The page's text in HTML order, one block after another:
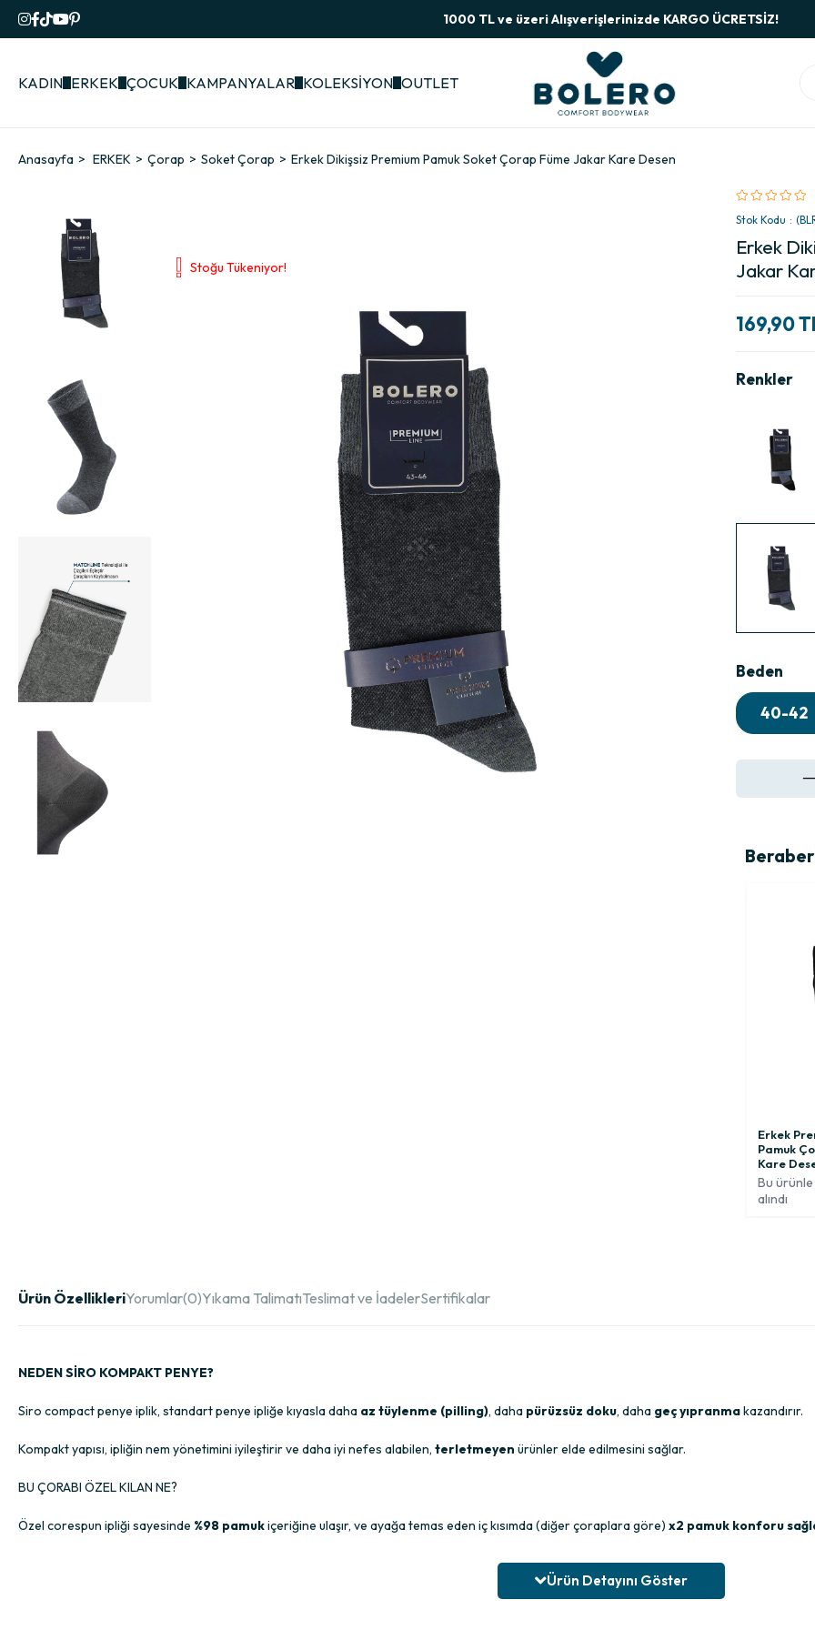
1000 TL ve üzeri Alışverişlerinizde KARGO ÜCRETSİZ!
KADIN ERKEK ÇOCUK KAMPANYALAR KOLEKSİYON OUTLET
Anasayfa ERKEK Çorap Soket Çorap Erkek Dikişsiz Premium Pamuk Soket Çorap Füme Jakar Kare Desen
Stoğu Tükeniyor!
Stok Kodu
Erkek
Jakar
169,90
Beden
40-42
Erkek
Pamuk
Kare
Bu
alındı
Ürün ÖzellikleriYorumlar(0)Yıkama TalimatıTeslimat ve İadelerSertifikalar
NEDEN SİRO KOMPAKT PENYE?
Siro compact penye iplik, standart penye ipliğe kıyasla daha az tüylenme (pilling), daha pürüzsüz doku, daha geç yıpranmakazandırır.
Kompakt yapısı, ipliğin nem yönetimini iyileştirir ve daha iyi nefes alabilen, terletmeyen ürünler elde edilmesini sağlar.
BU ÇORABI ÖZEL KILAN NE?
Özel corespun ipliği sayesinde %98 pamukiçeriğine ulaşır, ve ayağa temas eden iç kısımda (diğer çoraplara göre) x2 pamuk konforu
gerçek burun dikişsizgörünümü sağlar.
sıkmayan lastikkonforu yaşatır.
Ürün Detayını Göster